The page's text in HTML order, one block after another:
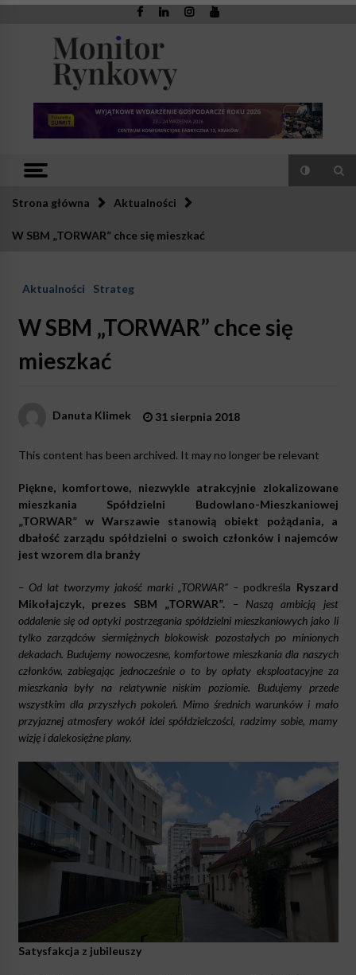
Skip
Monitor
Rynkowy
Strona główna Aktualności
W SBM „TORWAR” chce się mieszkać
Aktualności Strateg
W SBM „TORWAR” chce się
mieszkać
Danuta Klimek 31 sierpnia 2018
This content has been archived. It may no longer be relevant
Piękne, komfortowe, niezwykle atrakcyjnie zlokalizowane
mieszkania Spółdzielni Budowlano-Mieszkaniowej
„TORWAR” w Warszawie stanowią obiekt pożądania, a
dbałość zarządu spółdzielni o swoich członków i najemców
jest wzorem dla branży
– Od lat tworzymy jakość marki „TORWAR” – podkreśla Ryszard
Mikołajczyk, prezes SBM „TORWAR”.
– Naszą ambicją jest
oddalenie się od optyki postrzegania spółdzielni mieszkaniowych jako li
tylko zarządców siermiężnych blokowisk pozostałych po minionych
dekadach. Budujemy nowoczesne, komfortowe mieszkania dla naszych
członków, zabiegając jednocześnie o to by opłaty eksploatacyjne za
mieszkania były na relatywnie niskim poziomie. Budujemy przede
wszystkim dla przyszłych pokoleń. Mimo średnich warunków i mało
przyjaznej atmosfery wokół idei spółdzielczości, radzimy sobie, mamy
wizję i dalekosiężne plany.
Satysfakcja z jubileuszy